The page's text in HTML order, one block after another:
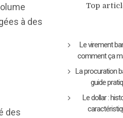
à des
des
Top
Le virement
comment ça
La procuration
guide
Le dollar :